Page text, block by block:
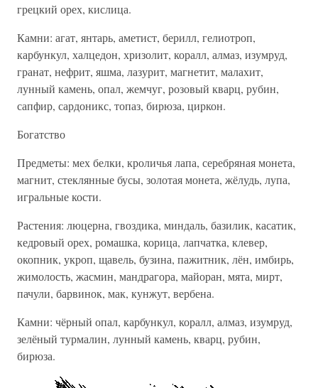
грецкий орех, кислица.
Камни: агат, янтарь, аметист, берилл, гелиотроп,
карбункул, халцедон, хризолит, коралл, алмаз, изумруд,
гранат, нефрит, яшма, лазурит, магнетит, малахит,
лунный камень, опал, жемчуг, розовый кварц, рубин,
сапфир, сардоникс, топаз, бирюза, циркон.
Богатство
Предметы: мех белки, кроличья лапа, серебряная монета,
магнит, стеклянные бусы, золотая монета, жёлудь, лупа,
игральные кости.
Растения: люцерна, гвоздика, миндаль, базилик, касатик,
кедровый орех, ромашка, корица, лапчатка, клевер,
окопник, укроп, щавель, бузина, пажитник, лён, имбирь,
жимолость, жасмин, мандрагора, майоран, мята, мирт,
пачули, барвинок, мак, кунжут, вербена.
Камни: чёрный опал, карбункул, коралл, алмаз, изумруд,
зелёный турмалин, лунный камень, кварц, рубин,
бирюза.